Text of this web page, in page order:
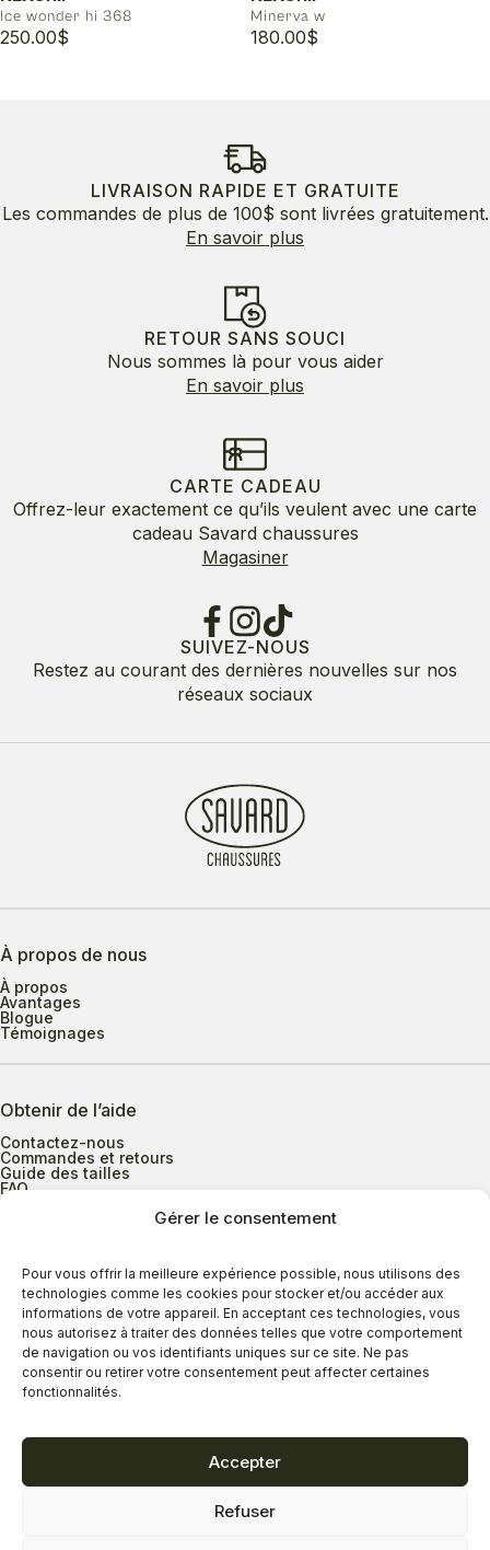
Gérer le consentement
Pour vous offrir la meilleure expérience possible, nous utilisons des
technologies comme les cookies pour stocker et/ou accéder aux
informations de votre appareil. En acceptant ces technologies, vous
nous autorisez à traiter des données telles que votre comportement
de navigation ou vos identifiants uniques sur ce site. Ne pas
consentir ou retirer votre consentement peut affecter certaines
fonctionnalités.
Accepter
Refuser
Ice wonder hi 368
250.00$
Minerva w
180.00$
LIVRAISON RAPIDE ET GRATUITE
Les commandes de plus de 100$ sont livrées gratuitement.
En savoir plus
RETOUR SANS SOUCI
Nous sommes là pour vous aider
En savoir plus
CARTE CADEAU
Offrez-leur exactement ce qu’ils veulent avec une carte
cadeau Savard chaussures
Magasiner
SUIVEZ-NOUS
Restez au courant des dernières nouvelles sur nos
réseaux sociaux
À propos de nous
À propos
Avantages
Blogue
Témoignages
Obtenir de l’aide
Contactez-nous
Commandes et retours
Guide des tailles
FAQ
Heures d’ouverture
Lundi au mercredi
9h00 à 17h30
Jeudi
9h00 à 20h00
Vendredi
9h00 à 18h00
Dimanche
11h00 à 16h30